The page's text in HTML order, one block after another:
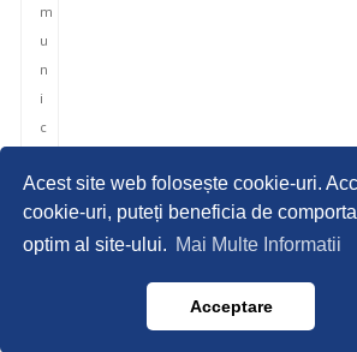
Acest site web folosește cookie-uri.
cookie-uri, puteți beneficia de
optim al site-ului. Mai Multe Informatii
Acceptare
m
u
n
i
c
r
e
Copyright © 2023 Agentia Romana de